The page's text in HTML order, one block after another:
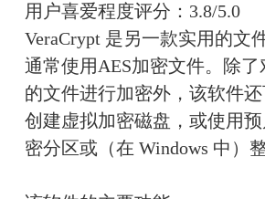
用户喜爱程度评分：3.8/5.0
VeraCrypt 是另一款实用的文
通常使用AES加密文件。除
的文件进行加密外，该软件
创建虚拟加密磁盘，或使用
密分区或（在 Windows 中）